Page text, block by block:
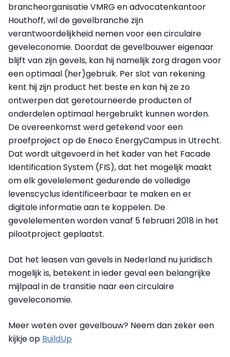
brancheorganisatie VMRG en advocatenkantoor
Houthoff, wil de gevelbranche zijn
verantwoordelijkheid nemen voor een circulaire
geveleconomie. Doordat de gevelbouwer eigenaar
blijft van zijn gevels, kan hij namelijk zorg dragen voor
een optimaal (her)gebruik. Per slot van rekening
kent hij zijn product het beste en kan hij ze zo
ontwerpen dat geretourneerde producten of
onderdelen optimaal hergebruikt kunnen worden.
De overeenkomst werd getekend voor een
proefproject op de Eneco EnergyCampus in Utrecht.
Dat wordt uitgevoerd in het kader van het Facade
Identification System (FIS), dat het mogelijk maakt
om elk gevelelement gedurende de volledige
levenscyclus identificeerbaar te maken en er
digitale informatie aan te koppelen. De
gevelelementen worden vanaf 5 februari 2018 in het
pilootproject geplaatst.
Dat het leasen van gevels in Nederland nu juridisch
mogelijk is, betekent in ieder geval een belangrijke
mijlpaal in de transitie naar een circulaire
geveleconomie.
Meer weten over gevelbouw? Neem dan zeker een
kijkje op BuildUp